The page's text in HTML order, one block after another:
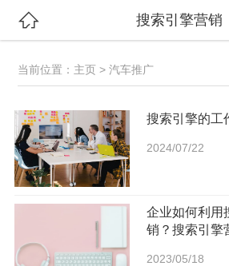
 搜索引擎营销
当前位置： 主页 > 汽车推广
搜索引擎的工
2024/07/22
企业如何利用
销？搜索引擎
2023/05/18